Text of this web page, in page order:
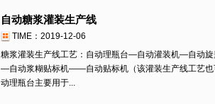
自动糖浆灌装生产线
TIME：2019-12-06
糖浆灌装生产线工艺：自动理瓶台—自动灌装机—自动
—自动浆糊贴标机——自动贴标机（该灌装生产线工艺也
动理瓶台主要用于...